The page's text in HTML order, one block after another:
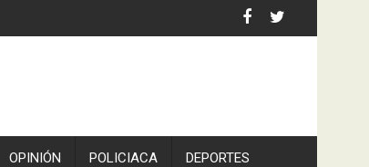
Avisack Douglas.
Pedro, en Lerdo de Tejada, Veracruz
OPINIÓN POLICIACA DEPORTES